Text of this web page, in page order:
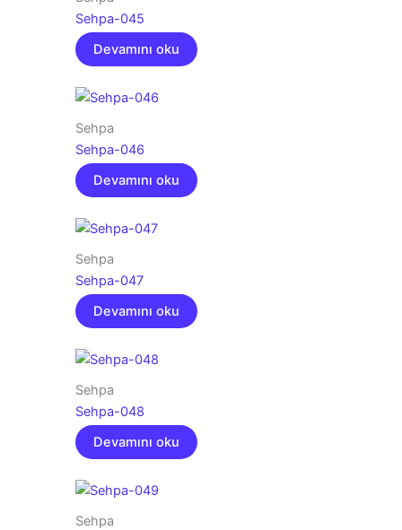
Sehpa-045
Devamını oku
Sehpa
Sehpa-046
Devamını oku
Sehpa
Sehpa-047
Devamını oku
Sehpa
Sehpa-048
Devamını oku
Sehpa